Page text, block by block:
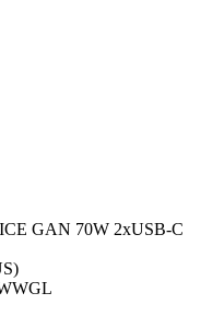
GAN 70W 2xUSB-C